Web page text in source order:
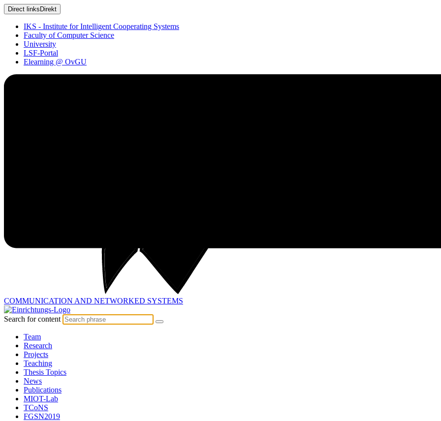
Direct links Direkt
IKS - Institute for Intelligent Cooperating Systems
Faculty of Computer Science
University
LSF-Portal
Elearning @ OvGU
COMMUNICATION AND NETWORKED SYSTEMS
Search for content
Team
Research
Projects
Teaching
Thesis Topics
News
Publications
MIOT-Lab
TCoNS
FGSN2019